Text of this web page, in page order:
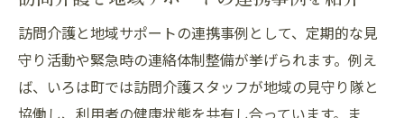
訪問介護と地域サポートの連携事例として、定期的な見
守り活動や緊急時の連絡体制整備が挙げられます。例え
ば、いろは町では訪問介護スタッフが地域の見守り隊と
協働し、利用者の健康状態を共有し合っています。ま